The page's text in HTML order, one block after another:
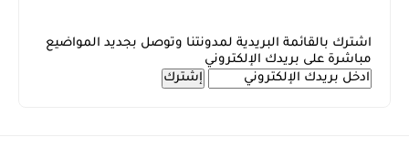
اشترك بالقائمة البريدية لمدونتنا وتوصل بجديد المواضيع
مباشرة على بريدك الإلكتروني